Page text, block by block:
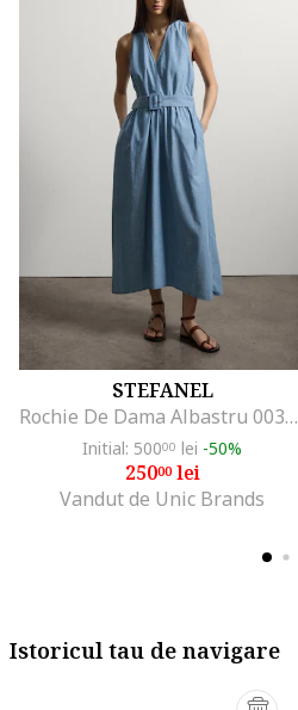
STEFANEL
Rochie De Dama Albastru 003570963
Initial: 50000 lei -50%
25000lei
Vandut de Unic Brands
Istoricul tau de navigare